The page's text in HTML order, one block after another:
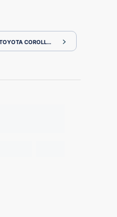
COROLLA FIELDER NKE165G